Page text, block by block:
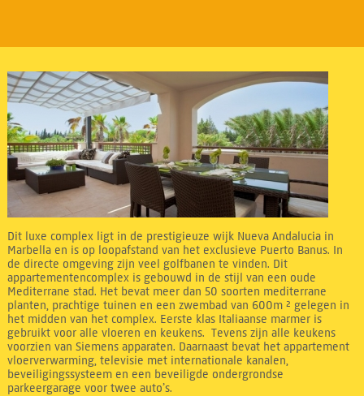
Dit luxe complex ligt in de prestigieuze wijk Nueva Andalucia in
Marbella en is op loopafstand van het exclusieve Puerto Banus. In
de directe omgeving zijn veel golfbanen te vinden. Dit
appartementencomplex is gebouwd in de stijl van een oude
Mediterrane stad. Het bevat meer dan 50 soorten mediterrane
planten, prachtige tuinen en een zwembad van 600m ² gelegen in
het midden van het complex. Eerste klas Italiaanse marmer is
gebruikt voor alle vloeren en keukens. Tevens zijn alle keukens
voorzien van Siemens apparaten. Daarnaast bevat het appartement
vloerverwarming, televisie met internationale kanalen,
beveiligingssysteem en een beveiligde ondergrondse
parkeergarage voor twee auto’s.